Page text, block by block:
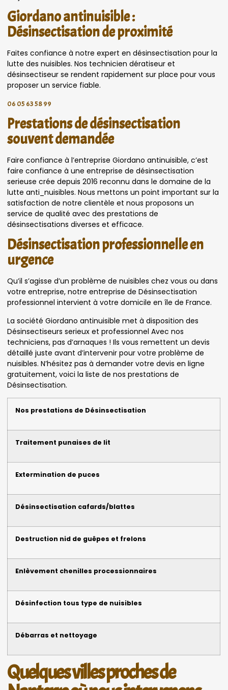
Giordano antinuisible :
Désinsectisation de proximité
Faites confiance à notre expert en désinsectisation pour la
lutte des nuisibles. Nos technicien dératiseur et
désinsectiseur se rendent rapidement sur place pour vous
proposer un service fiable.
06 05 63 58 99
Prestations de désinsectisation
souvent demandée
Faire confiance à l’entreprise Giordano antinuisible, c’est
faire confiance à une entreprise de désinsectisation
serieuse crée depuis 2016 reconnu dans le domaine de la
lutte anti_nuisibles. Nous mettons un point important sur la
satisfaction de notre clientèle et nous proposons un
service de qualité avec des prestations de
désinsectisations diverses et efficace.
Désinsectisation professionnelle en
urgence
Qu’il s’agisse d’un problème de nuisibles chez vous ou dans
votre entreprise, notre entreprise de Désinsectisation
professionnel intervient à votre domicile en île de France.
La société Giordano antinuisible met à disposition des
Désinsectiseurs serieux et professionnel Avec nos
techniciens, pas d’arnaques ! Ils vous remettent un devis
détaillé juste avant d’intervenir pour votre problème de
nuisibles. N’hésitez pas à demander votre devis en ligne
gratuitement, voici la liste de nos prestations de
Désinsectisation.
Nos prestations de Désinsectisation
Traitement punaises de lit
Extermination de puces
Désinsectisation cafards/blattes
Destruction nid de guêpes et frelons
Enlèvement chenilles processionnaires
Désinfection tous type de nuisibles
Débarras et nettoyage
Quelques villes proches de